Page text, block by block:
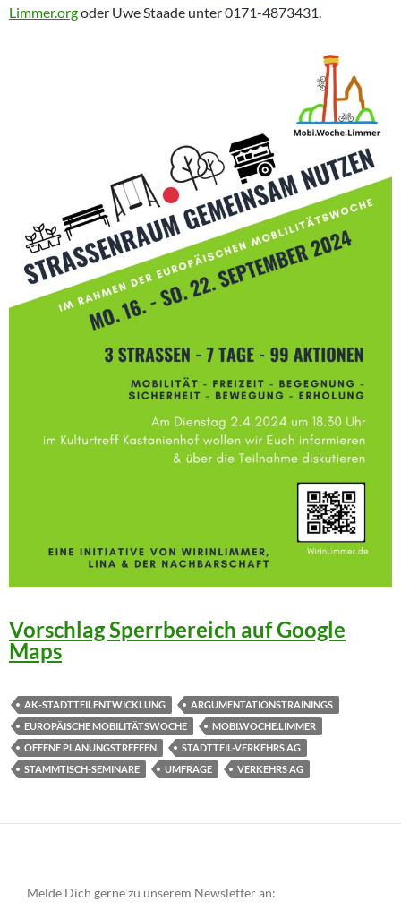
Limmer.orgoder Uwe Staade unter 0171-4873431.
Vorschlag Sperrbereich auf Google
Maps
AK-STADTTEILENTWICKLUNG
ARGUMENTATIONSTRAININGS
EUROPÄISCHE MOBILITÄTSWOCHE
MOBI.WOCHE.LIMMER
OFFENE PLANUNGSTREFFEN
STADTTEIL-VERKEHRS AG
STAMMTISCH-SEMINARE
UMFRAGE VERKEHRS AG
Melde Dich gerne zu unserem Newsletter an: